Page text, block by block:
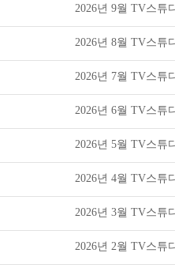
2026년 9월 TV스튜
2026년 8월 TV스튜
2026년 7월 TV스튜
2026년 6월 TV스튜
2026년 5월 TV스튜
2026년 4월 TV스튜
2026년 3월 TV스튜
2026년 2월 TV스튜